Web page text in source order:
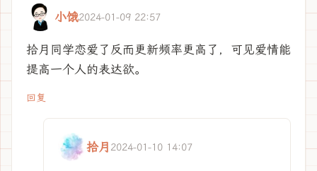
小饿2024-01-09 22:57
拾月同学恋爱了反而更新频率更高了，可见爱情能
提高一个人的表达欲。
回复
拾月 2024-01-10 14:07